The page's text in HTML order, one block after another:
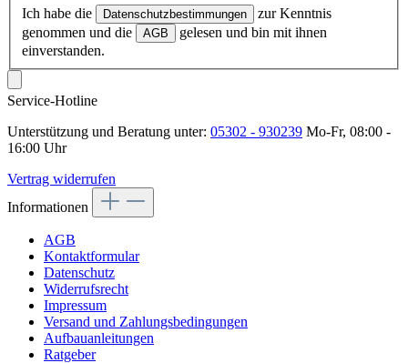
Ich habe die Datenschutzbestimmungen
zur Kenntnis
genommen und die
AGB
gelesen und bin mit ihnen
einverstanden.
Service-Hotline
Unterstützung und Beratung unter: 05302 - 930239 Mo-Fr, 08:00 -
16:00 Uhr
Vertrag widerrufen
Informationen
AGB
Kontaktformular
Datenschutz
Widerrufsrecht
Impressum
Versand und Zahlungsbedingungen
Aufbauanleitungen
Ratgeber